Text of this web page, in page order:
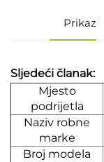
Prikaz
Sljedeći članak:
Mjesto
podrijetla
Naziv robne
marke
Broj modela